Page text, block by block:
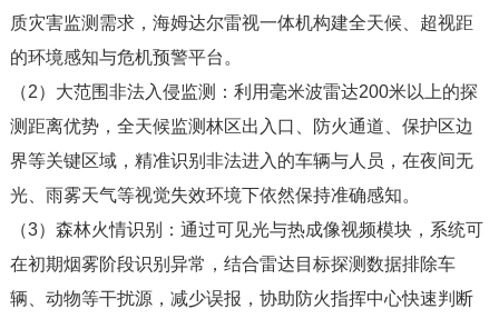
质灾害监测需求，海姆达尔雷视一体机构建全天候、超视距
的环境感知与危机预警平台。
（2） 大范围非法入侵监测：利用毫米波雷达200米以上的探
测距离优势，全天候监测林区出入口、防火通道、保护区边
界等关键区域，精准识别非法进入的车辆与人员，在夜间无
光、雨雾天气等视觉失效环境下依然保持准确感知。
（3） 森林火情识别：通过可见光与热成像视频模块，系统可
在初期烟雾阶段识别异常，结合雷达目标探测数据排除车
辆、动物等干扰源，减少误报，协助防火指挥中心快速判断